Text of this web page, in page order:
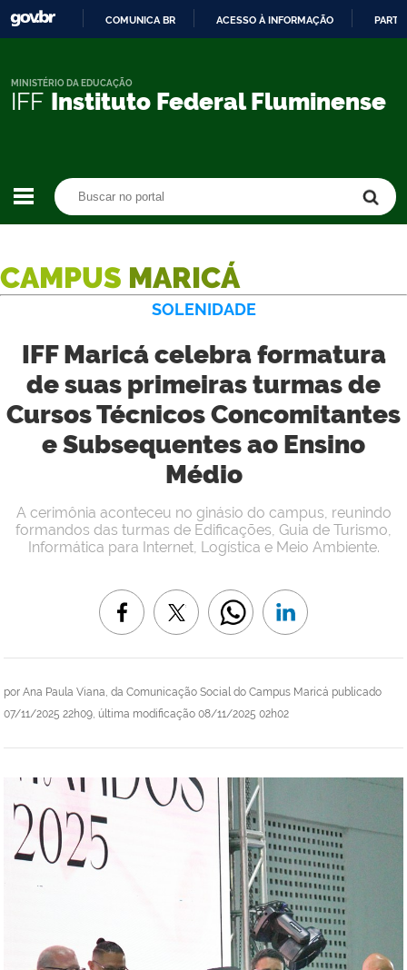
CONTEÚDO
COMUNICA BR ACESSO À INFORMAÇÃO
IFF Instituto Federal Fluminense
MINISTÉRIO DA EDUCAÇÃO
CAMPUS MARICÁ
SOLENIDADE
IFF Maricá celebra formatura
de suas primeiras turmas de
Cursos Técnicos Concomitantes
e Subsequentes ao Ensino
Médio
por Ana Paula Viana, da Comunicação Social do Campus Maricá publicado
07/11/2025 22h09, última modificação 08/11/2025 02h02
A cerimônia aconteceu no ginásio do campus, reunindo
formandos das turmas de Edificações, Guia de Turismo,
Informática para Internet, Logística e Meio Ambiente.